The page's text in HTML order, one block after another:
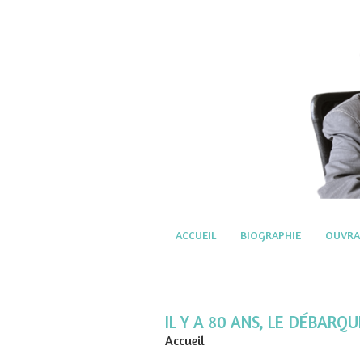
ACCUEIL BIOGRAPHIE
IL Y A 80 ANS, LE
Accueil